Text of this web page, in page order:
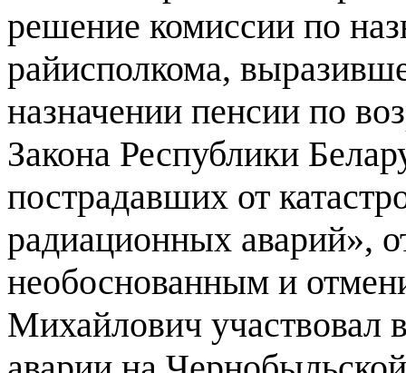
решение комиссии по
райисполкома,
назначении пенсии по
Закона Республики
пострадавших от
радиационных аварий»,
необоснованным и
Михайлович участвовал